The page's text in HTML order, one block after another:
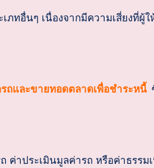
ภทอื่นๆ เนื่องจากมีความเสี่ยงที่ผู้ใ
ถและขายทอดตลาดเพื่อชำระหนี้
ค่าประเมินมูลค่ารถ หรือค่าธรรม